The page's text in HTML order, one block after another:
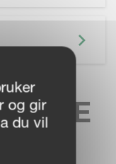
og gir
du vil